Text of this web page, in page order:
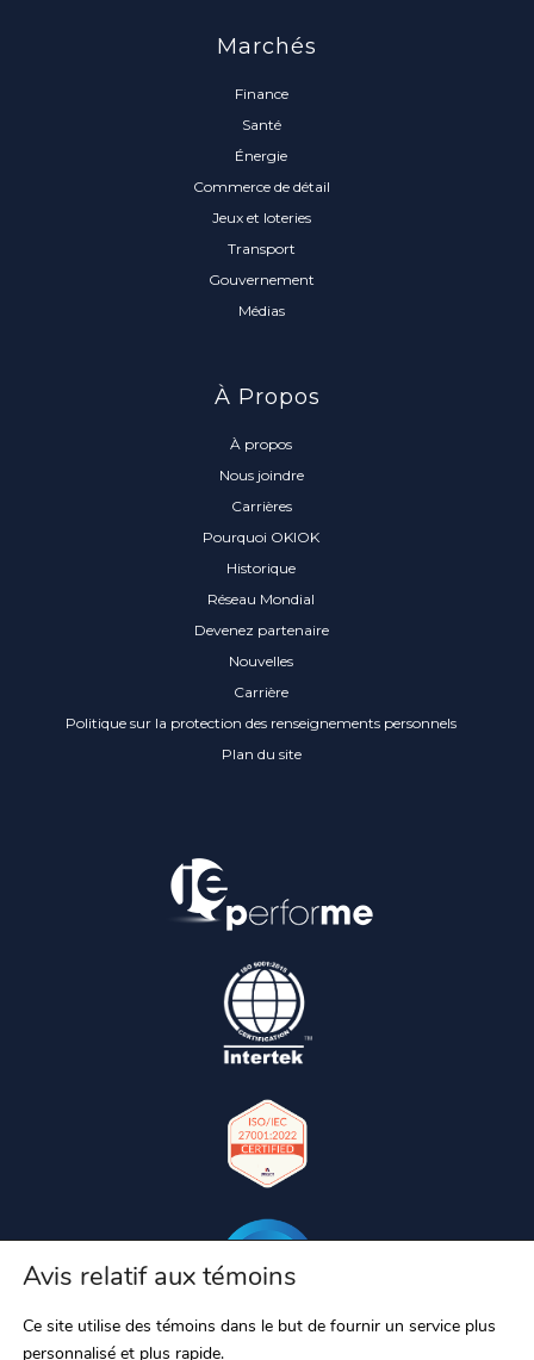
Marchés
Finance
Santé
Énergie
Commerce de détail
Jeux et loteries
Transport
Gouvernement
Médias
À Propos
À propos
Nous joindre
Carrières
Pourquoi OKIOK
Historique
Réseau Mondial
Devenez partenaire
Nouvelles
Carrière
Politique sur la protection des renseignements personnels
Plan du site
Avis relatif aux témoins
Ce site utilise des témoins dans le but de fournir un service plus
personnalisé et plus rapide.